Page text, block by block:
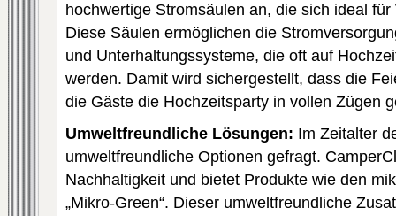
hochwertige Stromsäulen an, die sich ideal
Diese Säulen ermöglichen die
und Unterhaltungssysteme, die oft auf
werden. Damit wird sichergestellt, dass die
die Gäste die Hochzeitsparty in vollen Zügen
Umweltfreundliche Lösungen: Im Zeitalter
umweltfreundliche Optionen gefragt.
Nachhaltigkeit und bietet Produkte wie den
„Mikro-Green“. Dieser umweltfreundliche